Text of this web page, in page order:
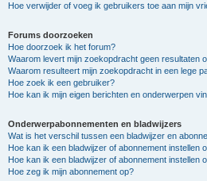
Hoe verwijder of voeg ik gebruikers toe aan mijn
Forums doorzoeken
Hoe doorzoek ik het forum?
Waarom levert mijn zoekopdracht geen resultaten
Waarom resulteert mijn zoekopdracht in een lege
Hoe zoek ik een gebruiker?
Hoe kan ik mijn eigen berichten en onderwerpen
Onderwerpabonnementen en bladwijzers
Wat is het verschil tussen een bladwijzer en
Hoe kan ik een bladwijzer of abonnement instellen
Hoe kan ik een bladwijzer of abonnement instellen
Hoe zeg ik mijn abonnement op?